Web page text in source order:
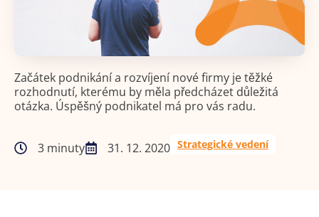
Začátek podnikání a rozvíjení nové firmy je těžké
rozhodnutí, kterému by měla předcházet důležitá
otázka. Úspěšný podnikatel má pro vás radu.
3 minuty 31. 12. 2020 Strategické vedení